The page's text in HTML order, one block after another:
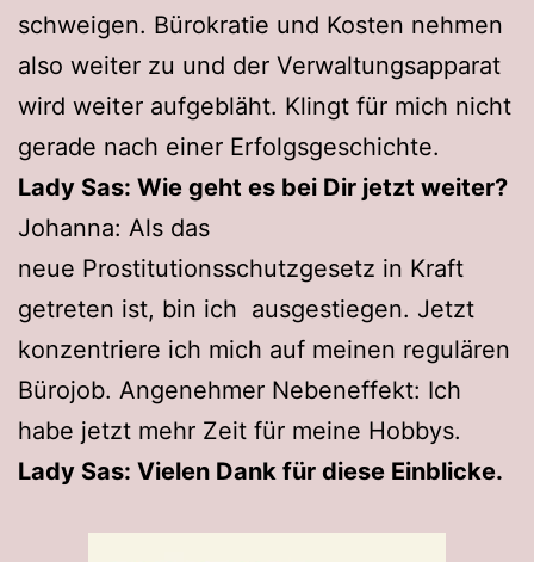
schweigen. Bürokratie und Kosten nehmen
also weiter zu und der Verwaltungsapparat
wird weiter aufgebläht. Klingt für mich nicht
gerade nach einer Erfolgsgeschichte.
Lady Sas: Wie geht es bei Dir jetzt weiter?
Johanna: Als das
neue Prostitutionsschutzgesetz in Kraft
getreten ist, bin ich ausgestiegen. Jetzt
konzentriere ich mich auf meinen regulären
Bürojob. Angenehmer Nebeneffekt: Ich
habe jetzt mehr Zeit für meine Hobbys.
Lady Sas: Vielen Dank für diese Einblicke.